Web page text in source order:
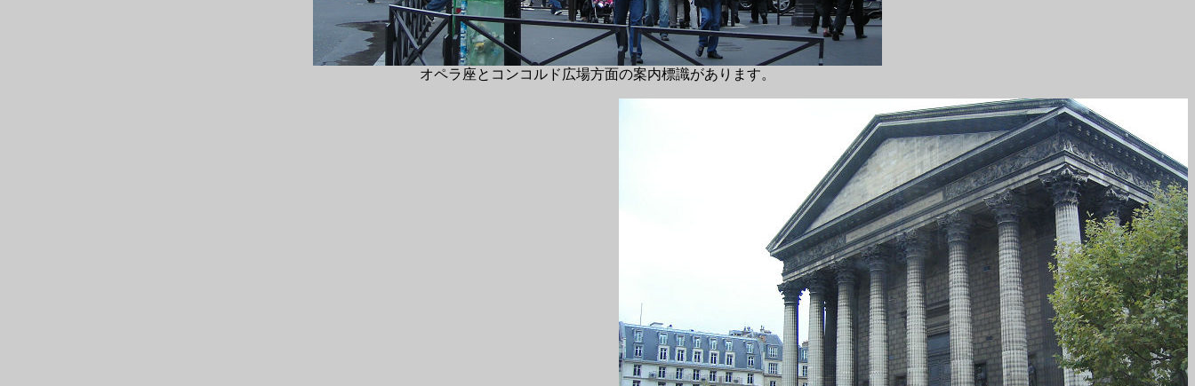
オペラ座とコンコルド広場方面の案内標識があります。